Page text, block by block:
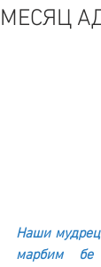
МЕСЯЦ
Наши
марбим